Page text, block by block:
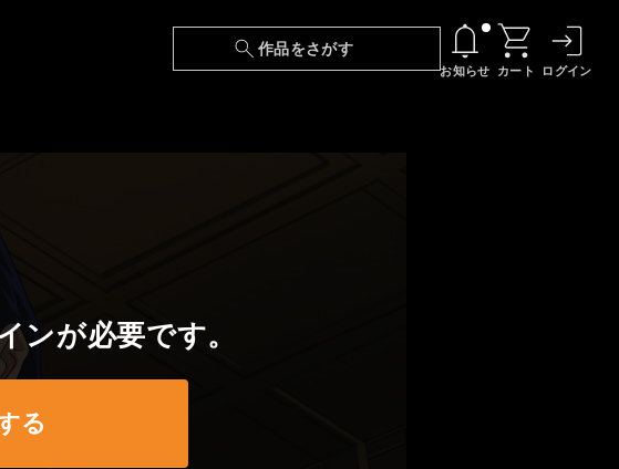
作品をさがす
お知らせ
05/14
【日本語字幕】【セリフ検索】新規追加のお知
04/28
カート ログイン
ンが必要です。
る